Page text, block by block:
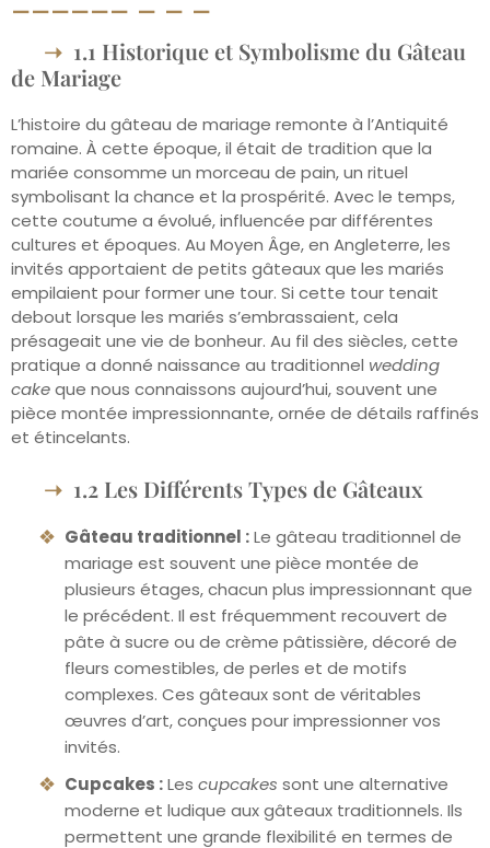
1.1 Historique et Symbolisme du Gâteau
de Mariage
L’histoire du gâteau de mariage remonte à l’Antiquité
romaine. À cette époque, il était de tradition que la
mariée consomme un morceau de pain, un rituel
symbolisant la chance et la prospérité. Avec le temps,
cette coutume a évolué, influencée par différentes
cultures et époques. Au Moyen Âge, en Angleterre, les
invités apportaient de petits gâteaux que les mariés
empilaient pour former une tour. Si cette tour tenait
debout lorsque les mariés s’embrassaient, cela
présageait une vie de bonheur. Au fil des siècles, cette
pratique a donné naissance au traditionnel wedding
cakeque nous connaissons aujourd’hui, souvent une
pièce montée impressionnante, ornée de détails raffinés
et étincelants.
1.2 Les Différents Types de Gâteaux
Gâteau traditionnel :Le gâteau traditionnel de
mariage est souvent une pièce montée de
plusieurs étages, chacun plus impressionnant que
le précédent. Il est fréquemment recouvert de
pâte à sucre ou de crème pâtissière, décoré de
fleurs comestibles, de perles et de motifs
complexes. Ces gâteaux sont de véritables
œuvres d’art, conçues pour impressionner vos
invités.
Cupcakes :Les cupcakes sont une alternative
moderne et ludique aux gâteaux traditionnels. Ils
permettent une grande flexibilité en termes de